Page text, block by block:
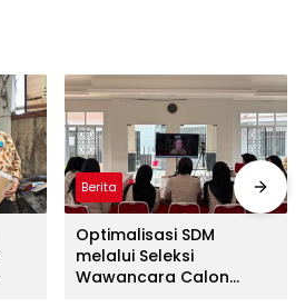
Berita
Optimalisasi SDM
melalui Seleksi
Wawancara Calon